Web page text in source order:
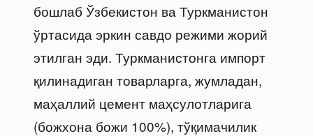
бошлаб Ўзбекистон ва Туркманистон
ўртасида эркин савдо режими жорий
этилган эди. Туркманистонга импорт
қилинадиган товарларга, жумладан,
маҳаллий цемент маҳсулотларига
(божхона божи 100%), тўқимачилик